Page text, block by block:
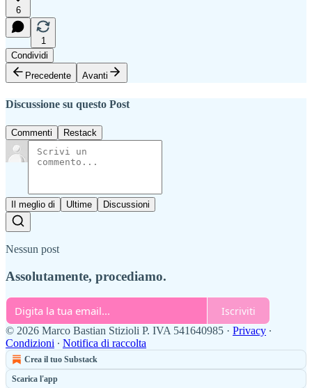
6
1
Condividi
Precedente
Avanti
Discussione su questo Post
Commenti Restack
Il meglio di Ultime Discussioni
Nessun post
Assolutamente, procediamo.
Iscriviti
© 2026 Marco Bastian Stizioli P. IVA 541640985 · Privacy ∙
Condizioni ∙ Notifica di raccolta
Crea il tuo Substack
Scarica l'app